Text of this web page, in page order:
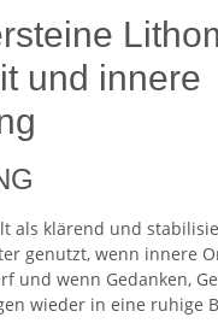
und innere
als klärend und
genutzt, wenn innere
und wenn Gedanken,
wieder in eine ruhige